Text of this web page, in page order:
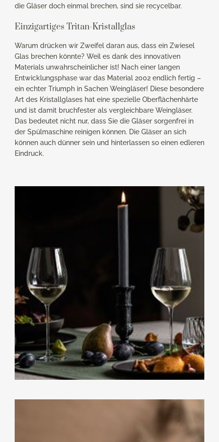
die Gläser doch einmal brechen, sind sie recycelbar.
Einzigartiges Tritan-Kristallglas
Warum drücken wir Zweifel daran aus, dass ein Zwiesel
Glas brechen könnte? Weil es dank des innovativen
Materials unwahrscheinlicher ist! Nach einer langen
Entwicklungsphase war das Material 2002 endlich fertig –
ein echter Triumph in Sachen Weingläser! Diese besondere
Art des Kristallglases hat eine spezielle Oberflächenhärte
und ist damit bruchfester als vergleichbare Weingläser.
Das bedeutet nicht nur, dass Sie die Gläser sorgenfrei in
der Spülmaschine reinigen können. Die Gläser an sich
können auch dünner sein und hinterlassen so einen edleren
Eindruck.